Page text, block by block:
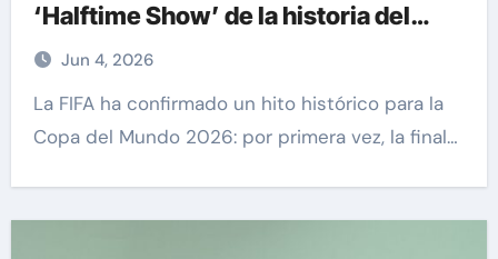
‘Halftime Show’ de la historia del
Mundial
Jun 4, 2026
La FIFA ha confirmado un hito histórico para la
Copa del Mundo 2026: por primera vez, la final…